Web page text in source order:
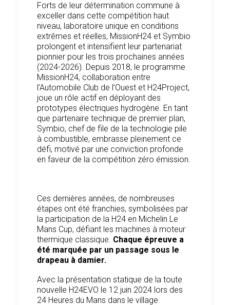
Forts de leur détermination commune à
exceller dans cette compétition haut
niveau, laboratoire unique en conditions
extrêmes et réelles, MissionH24 et Symbio
prolongent et intensifient leur partenariat
pionnier pour les trois prochaines années
(2024-2026). Depuis 2018, le programme
MissionH24, collaboration entre
l’Automobile Club de l’Ouest et H24Project,
joue un rôle actif en déployant des
prototypes électriques hydrogène. En tant
que partenaire technique de premier plan,
Symbio, chef de file de la technologie pile
à combustible, embrasse pleinement ce
défi, motivé par une conviction profonde
en faveur de la compétition zéro émission.
Ces dernières années, de nombreuses
étapes ont été franchies, symbolisées par
la participation de la H24 en Michelin Le
Mans Cup, défiant les machines à moteur
thermique classique. Chaque épreuve a
été marquée par un passage sous le
drapeau à damier.
Avec la présentation statique de la toute
nouvelle H24EVO le 12 juin 2024 lors des
24 Heures du Mans dans le village